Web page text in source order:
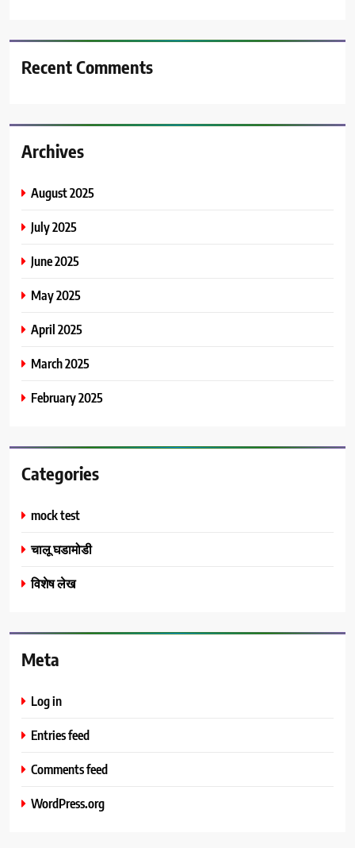
Recent Comments
Archives
August 2025
July 2025
June 2025
May 2025
April 2025
March 2025
February 2025
Categories
mock test
चालू घडामोडी
विशेष लेख
Meta
Log in
Entries feed
Comments feed
WordPress.org